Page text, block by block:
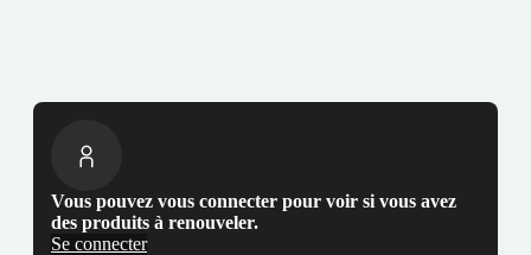
Vous pouvez vous connecter pour voir si vous avez
des produits à renouveler.
Se connecter